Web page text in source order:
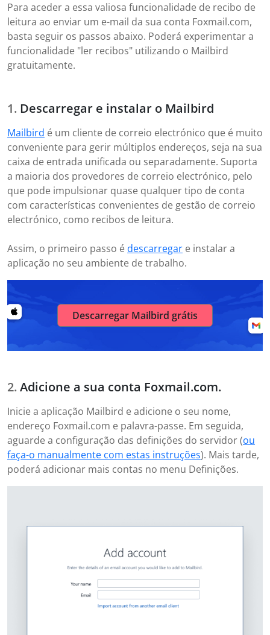
Para aceder a essa valiosa funcionalidade de recibo de
leitura ao enviar um e-mail da sua conta Foxmail.com,
basta seguir os passos abaixo. Poderá experimentar a
funcionalidade "ler recibos" utilizando o Mailbird
gratuitamente.
Descarregar e instalar o Mailbird
Mailbird é um cliente de correio electrónico que é muito
conveniente para gerir múltiplos endereços, seja na sua
caixa de entrada unificada ou separadamente. Suporta
a maioria dos provedores de correio electrónico, pelo
que pode impulsionar quase qualquer tipo de conta
com características convenientes de gestão de correio
electrónico, como recibos de leitura.
Assim, o primeiro passo é descarregar e instalar a
aplicação no seu ambiente de trabalho.
Descarregar Mailbird grátis
Adicione a sua conta Foxmail.com.
Inicie a aplicação Mailbird e adicione o seu nome,
endereço Foxmail.com e palavra-passe. Em seguida,
aguarde a configuração das definições do servidor (ou
faça-o manualmente com estas instruções). Mais tarde,
poderá adicionar mais contas no menu Definições.